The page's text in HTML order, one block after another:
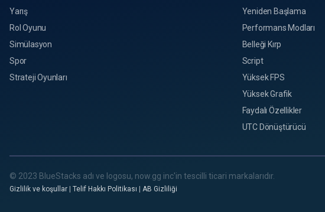
Yarış
Rol Oyunu
Simülasyon
Spor
Strateji Oyunları
Yeniden Başlama
Performans Modları
Belleği Kırp
Script
Yüksek FPS
Yüksek Grafik
Faydalı Özellikler
UTC Dönüştürücü
© 2023 BlueStacks adı ve logosu, now.gg inc'in tescilli ticari markalarıdır.
Gizlilik ve koşullar Telif Hakkı Politikası AB Gizliliği